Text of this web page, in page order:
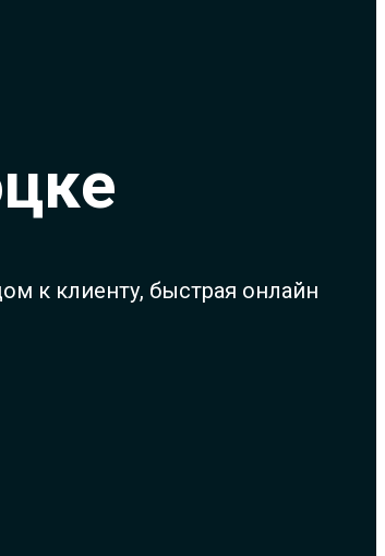
к клиенту, быстрая онлайн